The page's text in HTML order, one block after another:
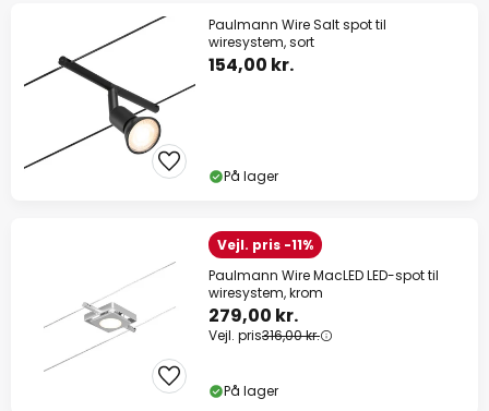
Paulmann Wire Salt spot til
wiresystem, sort
154,00 kr.
På lager
Vejl. pris -11%
Paulmann Wire MacLED LED-spot til
wiresystem, krom
279,00 kr.
Vejl. pris316,00 kr.
På lager